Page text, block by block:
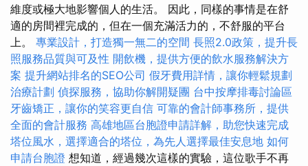
維度或極大地影響個人的生活。 因此，同樣的事情是在舒
適的房間裡完成的，但在一個充滿活力的，不舒服的平台
上。 專業設計，打造獨一無二的空間 長照2.0政策，提升長
照服務品質與可及性 開飲機，提供方便的飲水服務解決方
案 提升網站排名的SEO公司 假牙費用詳情，讓你輕鬆規劃
治療計劃 偵探服務，協助你解開疑團 台中按摩排毒討論區
牙齒矯正，讓你的笑容更自信 可靠的會計師事務所，提供
全面的會計服務 高雄地區台胞證申請詳解，助您快速完成
塔位風水，選擇適合的塔位，為先人選擇最佳安息地 如何
申請台胞證 想知道，經過幾次這樣的實驗，這位歌手不再